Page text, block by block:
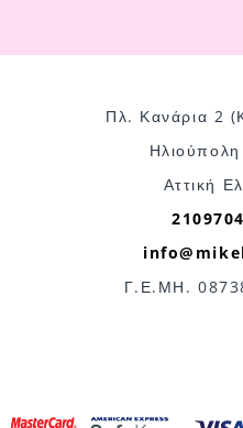
Πλ. Κανάρια 2
Αττική
Γ.Ε.ΜΗ.